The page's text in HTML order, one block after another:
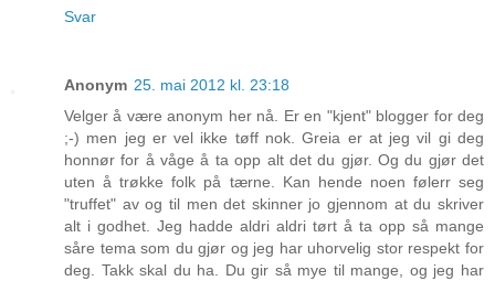
Svar
Anonym 25. mai 2012 kl. 23:18
Velger å være anonym her nå. Er en "kjent" blogger for deg
;-) men jeg er vel ikke tøff nok. Greia er at jeg vil gi deg
honnør for å våge å ta opp alt det du gjør. Og du gjør det
uten å trøkke folk på tærne. Kan hende noen følerr seg
"truffet" av og til men det skinner jo gjennom at du skriver
alt i godhet. Jeg hadde aldri aldri tørt å ta opp så mange
såre tema som du gjør og jeg har uhorvelig stor respekt for
deg. Takk skal du ha. Du gir så mye til mange, og jeg har